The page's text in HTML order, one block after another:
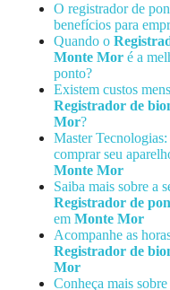
O registrador de
benefícios para
Quando o
Monte Mor é a
ponto?
Existem custos
Registrador de
Mor?
Master Tecnologias:
comprar seu
Monte Mor
Saiba mais sobre a
Registrador de
em Monte Mor
Acompanhe as
Registrador de
Mor
Conheça mais